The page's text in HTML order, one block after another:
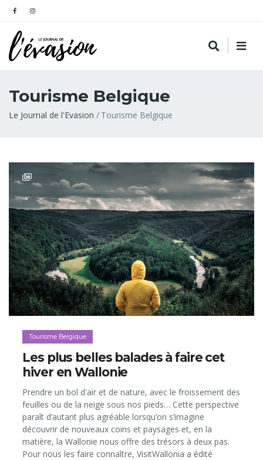
Tourisme Belgique
Fil
Le Journal de l'Evasion Tourisme Belgique
Tourisme Belgique
Les plus belles balades à faire cet
hiver en Wallonie
Prendre un bol d'air et de nature, avec le froissement des
feuilles ou de la neige sous nos pieds… Cette perspective
paraît d’autant plus agréable lorsqu’on s’imagine
découvrir de nouveaux coins et paysages et, en la
matière, la Wallonie nous offre des trésors à deux pas.
Pour nous les faire connaître, VisitWallonia a édité